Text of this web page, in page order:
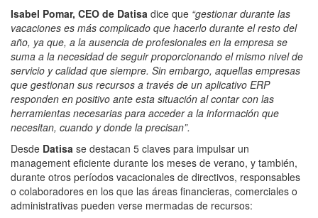
Isabel Pomar, CEO de Datisa dice que “gestionar durante las
vacaciones es más complicado que hacerlo durante el resto del
año, ya que, a la ausencia de profesionales en la empresa se
suma a la necesidad de seguir proporcionando el mismo nivel de
servicio y calidad que siempre. Sin embargo, aquellas empresas
que gestionan sus recursos a través de un aplicativo ERP
responden en positivo ante esta situación al contar con las
herramientas necesarias para acceder a la información que
necesitan, cuando y donde la precisan”.
Desde Datisa se destacan 5 claves para impulsar un
management eficiente durante los meses de verano, y también,
durante otros períodos vacacionales de directivos, responsables
o colaboradores en los que las áreas financieras, comerciales o
administrativas pueden verse mermadas de recursos: